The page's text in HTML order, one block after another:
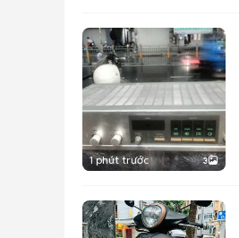
1 phút trước 3